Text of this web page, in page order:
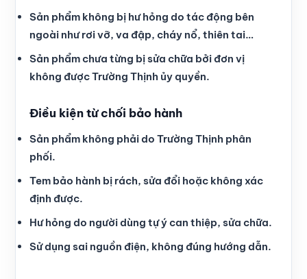
Sản phẩm không bị hư hỏng do tác động bên
ngoài như rơi vỡ, va đập, cháy nổ, thiên tai…
Sản phẩm chưa từng bị sửa chữa bởi đơn vị
không được Trường Thịnh ủy quyền.
Điều kiện từ chối bảo hành
Sản phẩm không phải do Trường Thịnh phân
phối.
Tem bảo hành bị rách, sửa đổi hoặc không xác
định được.
Hư hỏng do người dùng tự ý can thiệp, sửa chữa.
Sử dụng sai nguồn điện, không đúng hướng dẫn.